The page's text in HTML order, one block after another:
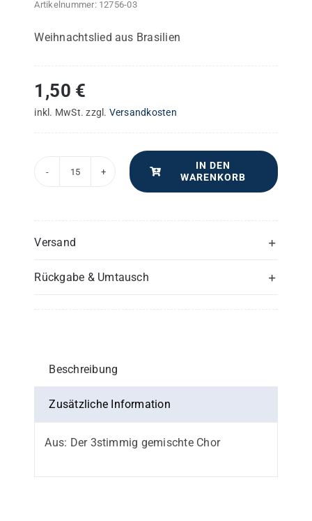
Artikelnummer: 12756-03
Weihnachtslied aus Brasilien
1,50 €
inkl. MwSt. zzgl. Versandkosten
–
Menge
IN DEN
WARENKORB
Versand
Rückgabe & Umtausch
Beschreibung
Zusätzliche Information
Aus: Der 3stimmig gemischte Chor